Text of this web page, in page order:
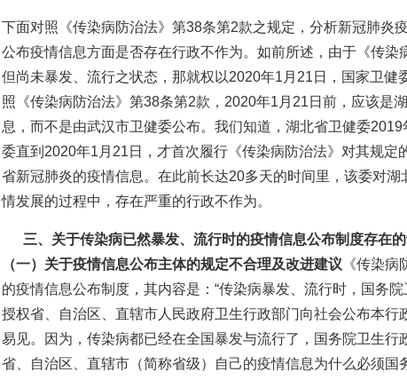
下面对照《传染病防治法》第38条第2款之规定，分析新冠肺炎
公布疫情信息方面是否存在行政不作为。如前所述，由于《传染
但尚未暴发、流行之状态，那就权以2020年1月21日，国家卫
照《传染病防治法》第38条第2款，2020年1月21日前，应该是
息，而不是由武汉市卫健委公布。我们知道，湖北省卫健委
委直到2020年1月21日，才首次履行《传染病防治法》对其规
省新冠肺炎的疫情信息。在此前长达20多天的时间里，该委对
情发展的过程中，存在严重的行政不作为。
三、关于传染病已然暴发、流行时的疫情信息公布制度存在
（一）关于疫情信息公布主体的规定不合理及改进建议 《传染
的疫情信息公布制度，其内容是：“传染病暴发、流行时，国务
授权省、自治区、直辖市人民政府卫生行政部门向社会公布本
易见。因为，传染病都已经在全国暴发与流行了，国务院卫生
省、自治区、直辖市（简称省级）自己的疫情信息为什么必须